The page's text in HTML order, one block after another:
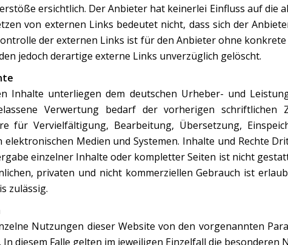
ersichtlich. Der Anbieter hat keinerlei Einfluss auf die
von externen Links bedeutet nicht, dass sich der
der externen Links ist für den Anbieter ohne
jedoch derartige externe Links unverzüglich gelöscht.
Inhalte unterliegen dem deutschen Urheber- und
Verwertung bedarf der vorherigen schriftlichen
für Vervielfältigung, Bearbeitung, Übersetzung,
Medien und Systemen. Inhalte und Rechte
einzelner Inhalte oder kompletter Seiten ist nicht
privaten und nicht kommerziellen Gebrauch ist
zulässig.
Nutzungen dieser Website von den vorgenannten
diesem Falle gelten im jeweiligen Einzelfall die besonderen